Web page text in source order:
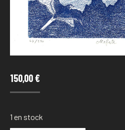
150,00€
1 en stock